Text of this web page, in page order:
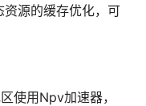
源的缓存优化，可
使用Npv加速器，